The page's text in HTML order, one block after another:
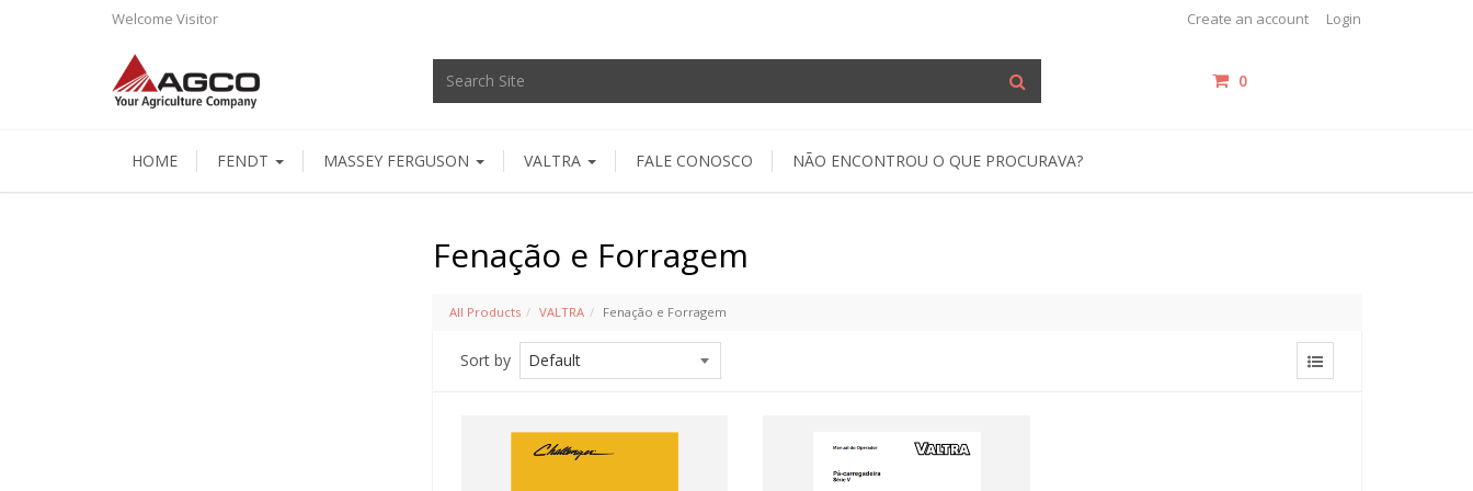
Welcome Visitor Create an account Login
0
HOME FENDT MASSEY FERGUSON VALTRA FALE CONOSCO NÃO ENCONTROU O QUE PROCURAVA?
Fenação e Forragem
All Products VALTRA Fenação e Forragem
Sort by